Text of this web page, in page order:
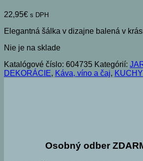
22,95€ s DPH
Elegantná šálka v dizajne balená v
Nie je na sklade
Katalógové číslo: 604735 Kategórií:
DEKORÁCIE, Káva, víno a čaj,
Osobný odber